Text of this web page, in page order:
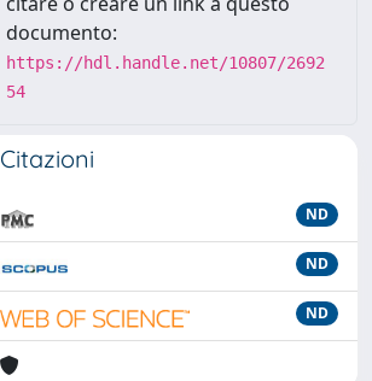
documento:
https://hdl.handle.net/10807/2692
54
Citazioni
ND
ND
ND